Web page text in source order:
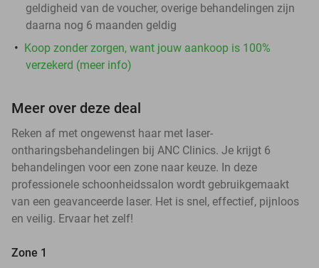
geldigheid van de voucher, overige behandelingen zijn
daarna nog 6 maanden geldig
Koop zonder zorgen, want jouw aankoop is 100%
verzekerd (meer info)
Meer over deze deal
Reken af met ongewenst haar met laser-
ontharingsbehandelingen bij ANC Clinics. Je krijgt 6
behandelingen voor een zone naar keuze. In deze
professionele schoonheidssalon wordt gebruikgemaakt
van een geavanceerde laser. Het is snel, effectief, pijnloos
en veilig. Ervaar het zelf!
Zone 1